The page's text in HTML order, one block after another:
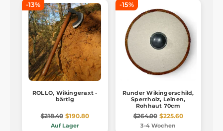
-13%
ROLLO, Wikingeraxt -
bärtig
$218.40 $190.80
Auf Lager
-15%
Runder Wikingerschild,
Sperrholz, Leinen,
Rohhaut 70cm
$264.00 $225.60
3-4 Wochen